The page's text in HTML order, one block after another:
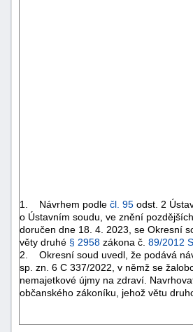
1. Návrhem podle čl. 95 odst. 2
o Ústavním soudu, ve znění
doručen dne 18. 4. 2023, se Okresní
věty druhé § 2958 zákona č. 89/2012
2. Okresní soud uvedl, že podává
sp. zn. 6 C 337/2022, v němž se
nemajetkové újmy na zdraví.
občanského zákoníku, jehož větu